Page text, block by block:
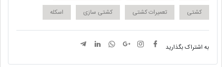
کشتی
تعمیرات کشتی کشتی سازی اسکله
به اشتراک بگذارید